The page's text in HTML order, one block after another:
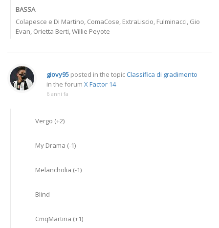
BASSA
Colapesce e Di Martino, ComaCose, ExtraLiscio, Fulminacci, Gio
Evan, Orietta Berti, Willie Peyote
giovy95 posted in the topicClassifica di gradimento
in the forum X Factor 14
6 anni fa
Vergo (+2)
My Drama (-1)
Melancholia (-1)
Blind
CmqMartina (+1)